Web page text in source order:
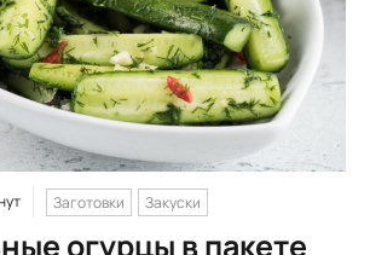
Заготовки Закуски
огурцы в пакете